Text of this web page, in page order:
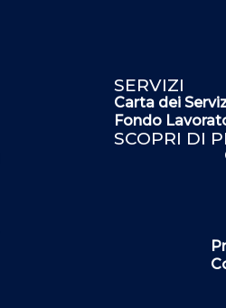
SERVIZI
Carta dei
Fondo
SCOPRI DI